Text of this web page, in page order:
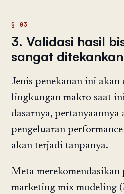
3. Validasi hasil
sangat ditekankan
Jenis penekanan ini
lingkungan makro saat
dasarnya,
pengeluaran
akan terjadi tanpanya.
Meta
marketing mix modeling